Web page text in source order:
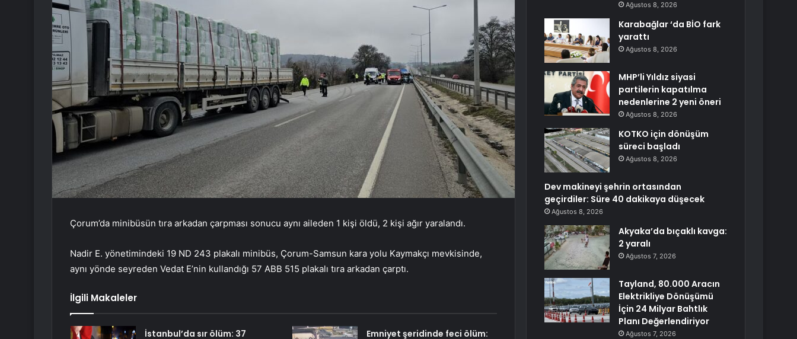
Çorum’da minibüsün tıra arkadan çarpması sonucu aynı aileden 1 kişi öldü, 2 kişi ağır yaralandı.
Nadir E. yönetimindeki 19 ND 243 plakalı minibüs, Çorum-Samsun kara yolu Kaymakçı mevkisinde,
aynı yönde seyreden Vedat E’nin kullandığı 57 ABB 515 plakalı tıra arkadan çarptı.
İlgili Makaleler
İstanbul’da sır ölüm: 37
Emniyet şeridinde feci ölüm:
Ağustos 8, 2026
Karabağlar ‘da BİO fark
yarattı
Ağustos 8, 2026
MHP’li Yıldız siyasi
partilerin kapatılma
nedenlerine 2 yeni öneri
Ağustos 8, 2026
KOTKO için dönüşüm
süreci başladı
Ağustos 8, 2026
Dev makineyi şehrin ortasından
geçirdiler: Süre 40 dakikaya düşecek
Ağustos 8, 2026
Akyaka’da bıçaklı kavga:
2 yaralı
Ağustos 7, 2026
Tayland, 80.000 Aracın
Elektrikliye Dönüşümü
İçin 24 Milyar Bahtlık
Planı Değerlendiriyor
Ağustos 7, 2026